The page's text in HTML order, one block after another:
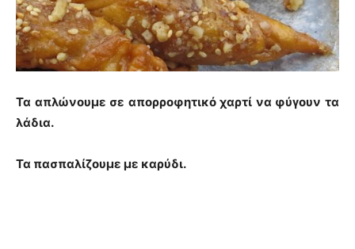
Τα απλώνουμε σε απορροφητικό χαρτί να φύγουν τα
λάδια.
Τα πασπαλίζουμε με καρύδι.